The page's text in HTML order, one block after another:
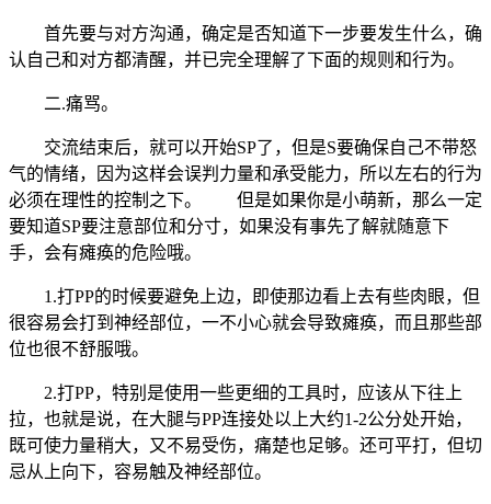
首先要与对方沟通，确定是否知道下一步要发生什么，确
认自己和对方都清醒，并已完全理解了下面的规则和行为。
二.痛骂。
交流结束后，就可以开始SP了，但是S要确保自己不带怒
气的情绪，因为这样会误判力量和承受能力，所以左右的行为
必须在理性的控制之下。
但是如果你是小萌新，那么一定
要知道SP要注意部位和分寸，如果没有事先了解就随意下
手，会有瘫痪的危险哦。
1.打PP的时候要避免上边，即使那边看上去有些肉眼，但
很容易会打到神经部位，一不小心就会导致瘫痪，而且那些部
位也很不舒服哦。
2.打PP，特别是使用一些更细的工具时，应该从下往上
拉，也就是说，在大腿与PP连接处以上大约1-2公分处开始，
既可使力量稍大，又不易受伤，痛楚也足够。还可平打，但切
忌从上向下，容易触及神经部位。